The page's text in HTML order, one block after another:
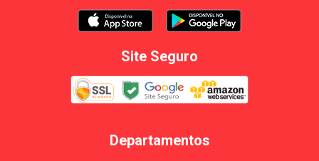
Site Seguro
Departamentos